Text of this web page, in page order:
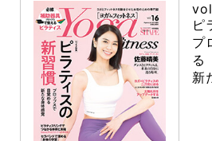
ピ
プ
る
新